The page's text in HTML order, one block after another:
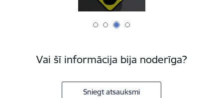
Vai šī informācija bija noderīga?
Sniegt atsauksmi